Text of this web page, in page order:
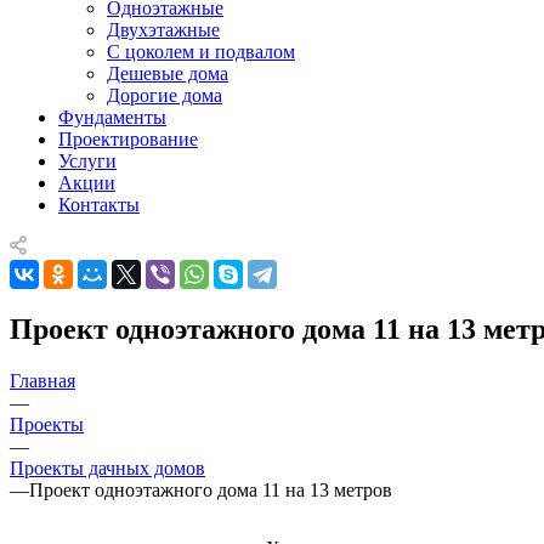
Одноэтажные
Двухэтажные
С цоколем и подвалом
Дешевые дома
Дорогие дома
Фундаменты
Проектирование
Услуги
Акции
Контакты
Проект одноэтажного дома 11 на 13
Главная
—
Проекты
—
Проекты дачных домов
—Проект одноэтажного дома 11 на 13 метров